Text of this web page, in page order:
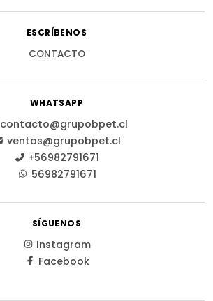
ESCRÍBENOS
CONTACTO
WHATSAPP
contacto@grupobpet.cl
ventas@grupobpet.cl
+56982791671
56982791671
SÍGUENOS
Instagram
Facebook